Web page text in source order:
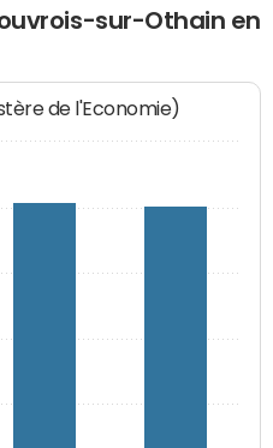
sur-Othain en
de l'Economie)